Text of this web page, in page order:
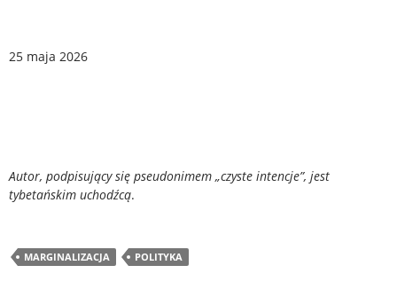
25 maja 2026
Autor, podpisujący się pseudonimem „czyste intencje”, jest
tybetańskim uchodźcą.
MARGINALIZACJA POLITYKA